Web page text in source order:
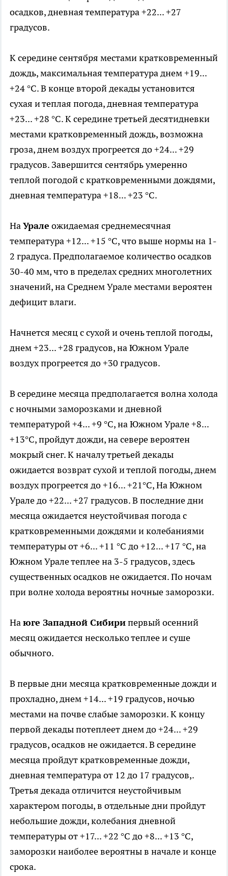
осадков, дневная температура +22... +27
градусов.
К середине сентября местами кратковременный
дождь, максимальная температура днем +19...
+24 °С. В конце второй декады установится
сухая и теплая погода, дневная температура
+23... +28 °С. К середине третьей десятидневки
местами кратковременный дождь, возможна
гроза, днем воздух прогреется до +24... +29
градусов. Завершится сентябрь умеренно
теплой погодой с кратковременными дождями,
дневная температура +18... +23 °С.
НаУрале ожидаемая среднемесячная
температура +12... +15 °С, что выше нормы на 1-
2 градуса. Предполагаемое количество осадков
30-40 мм, что в пределах средних многолетних
значений, на Среднем Урале местами вероятен
дефицит влаги.
Начнется месяц с сухой и очень теплой погоды,
днем +23... +28 градусов, на Южном Урале
воздух прогреется до +30 градусов.
В середине месяца предполагается волна холода
с ночными заморозками и дневной
температурой +4... +9 °С, на Южном Урале +8...
+13°С, пройдут дожди, на севере вероятен
мокрый снег. К началу третьей декады
ожидается возврат сухой и теплой погоды, днем
воздух прогреется до +16... +21°С, На Южном
Урале до +22... +27 градусов. В последние дни
месяца ожидается неустойчивая погода с
кратковременными дождями и колебаниями
температуры от +6... +11 °С до +12... +17 °С, на
Южном Урале теплее на 3-5 градусов, здесь
существенных осадков не ожидается. По ночам
при волне холода вероятны ночные заморозки.
Наюге Западной Сибирипервый осенний
месяц ожидается несколько теплее и суше
обычного.
В первые дни месяца кратковременные дожди и
прохладно, днем +14... +19 градусов, ночью
местами на почве слабые заморозки. К концу
первой декады потеплеет днем до +24... +29
градусов, осадков не ожидается. В середине
месяца пройдут кратковременные дожди,
дневная температура от 12 до 17 градусов,.
Третья декада отличится неустойчивым
характером погоды, в отдельные дни пройдут
небольшие дожди, колебания дневной
температуры от +17... +22 °С до +8... +13 °С,
заморозки наиболее вероятны в начале и конце
срока.